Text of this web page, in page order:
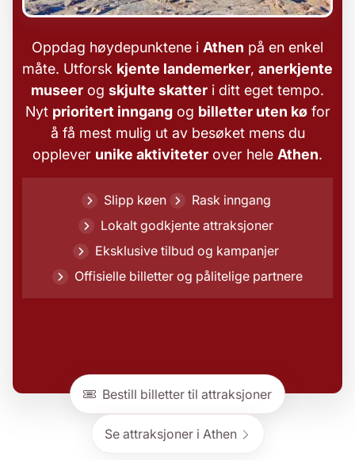
Oppdag høydepunktene i Athen på en enkel
måte. Utforsk kjente landemerker, anerkjente
museer og skjulte skatter i ditt eget tempo.
Nyt prioritert inngangog billetter uten køfor
å få mest mulig ut av besøket mens du
opplever unike aktiviteter over hele Athen.
Slipp køen
Rask inngang
Lokalt godkjente attraksjoner
Eksklusive tilbud og kampanjer
Offisielle billetter og pålitelige partnere
Bestill billetter til attraksjoner
Se attraksjoner i Athen